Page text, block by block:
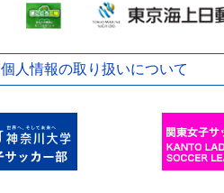
個人情報の取り扱いについて